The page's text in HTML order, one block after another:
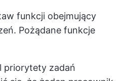
funkcji obejmujący
Pożądane funkcje
priorytety zadań